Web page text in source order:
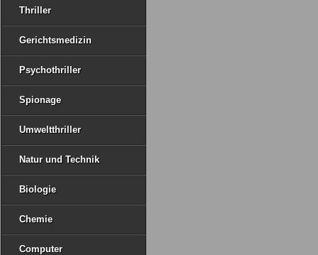
Thriller
Gerichtsmedizin
Psychothriller
Spionage
Umweltthriller
Natur und Technik
Biologie
Chemie
Computer